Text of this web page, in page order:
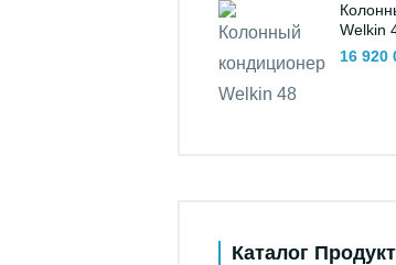
Welkin
16 920
Каталог